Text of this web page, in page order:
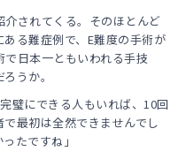
されてくる。そのほとんど
る難症例で、E難度の手術が
日本一ともいわれる手技
うか。
璧にできる人もいれば、10回
最初は全然できませんでし
たですね」